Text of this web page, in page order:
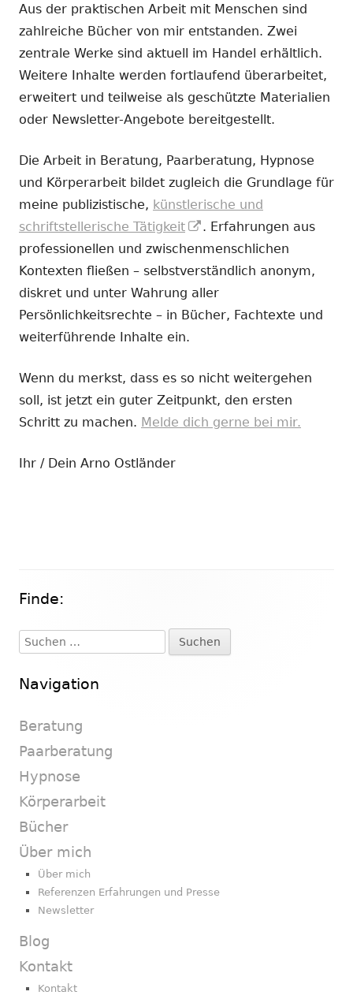
Aus der praktischen Arbeit mit Menschen sind
zahlreiche Bücher von mir entstanden. Zwei
zentrale Werke sind aktuell im Handel erhältlich.
Weitere Inhalte werden fortlaufend überarbeitet,
erweitert und teilweise als geschützte Materialien
oder Newsletter-Angebote bereitgestellt.
Die Arbeit in Beratung, Paarberatung, Hypnose
und Körperarbeit bildet zugleich die Grundlage für
meine publizistische, künstlerische und
schriftstellerische Tätigkeit
In
neuem
Fenster
öffnen
. Erfahrungen aus
professionellen und zwischenmenschlichen
Kontexten fließen – selbstverständlich anonym,
diskret und unter Wahrung aller
Persönlichkeitsrechte – in Bücher, Fachtexte und
weiterführende Inhalte ein.
Wenn du merkst, dass es so nicht weitergehen
soll, ist jetzt ein guter Zeitpunkt, den ersten
Schritt zu machen. Melde dich gerne bei mir.
Ihr / Dein Arno Ostländer
Haupt-
Seitenleiste
Finde:
Suchen
nach:
Navigation
Beratung
Paarberatung
Hypnose
Körperarbeit
Bücher
Über mich
Über mich
Referenzen Erfahrungen und Presse
Newsletter
Blog
Kontakt
Kontakt